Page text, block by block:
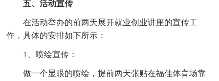
五、活动宣传
在活动举办的前两天展开就业创业讲座的宣传工
作，具体的安排如下所示：
1、喷绘宣传：
做一个显眼的喷绘，提前两天张贴在福佳体育场靠